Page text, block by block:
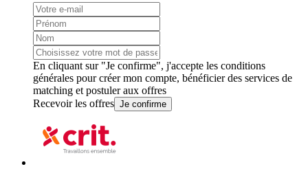
En cliquant sur "Je confirme", j'accepte les conditions
générales pour créer mon compte, bénéficier des services de
matching et postuler aux offres
Recevoir les offres Je confirme